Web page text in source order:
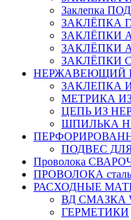
Заклепка
ЗАКЛЁПКА
ЗАКЛЁПКИ
ЗАКЛЁПКИ
ЗАКЛЁПКИ
НЕРЖАВЕЮЩИЙ
ЗАКЛЕПКА
МЕТРИКА
ЦЕПЬ ИЗ
ШПИЛЬКА
ПОДВЕС
Проволока
ПРОВОЛОКА
РАСХОДНЫЕ
ВД СМАЗКА
ГЕРМЕТИКИ